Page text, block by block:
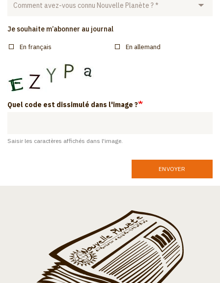
de
avez-
connu
Planète
Je souhaite m’abonner au journal
En français En allemand
Quel code est dissimulé dans l'image ?
Saisir les caractères affichés dans l'image.
ENVOYER